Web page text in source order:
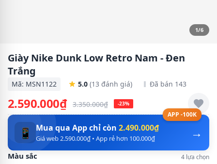
1/6
Giày Nike Dunk Low Retro Nam - Đen
Trắng
Mã: MSN1122 5.0 (13 đánh giá) Đã bán 143
2.590.000₫ 3.350.000₫ -23%
APP -100K
→
📱 Mua qua App chỉ còn 2.490.000₫
Giá web 2.590.000₫ • App rẻ hơn 100.000₫
Màu sắc 4 lựa chọn